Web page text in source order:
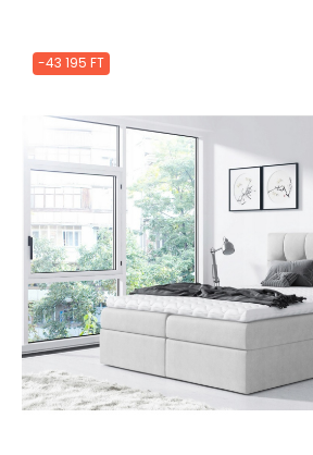
-43 195 FT